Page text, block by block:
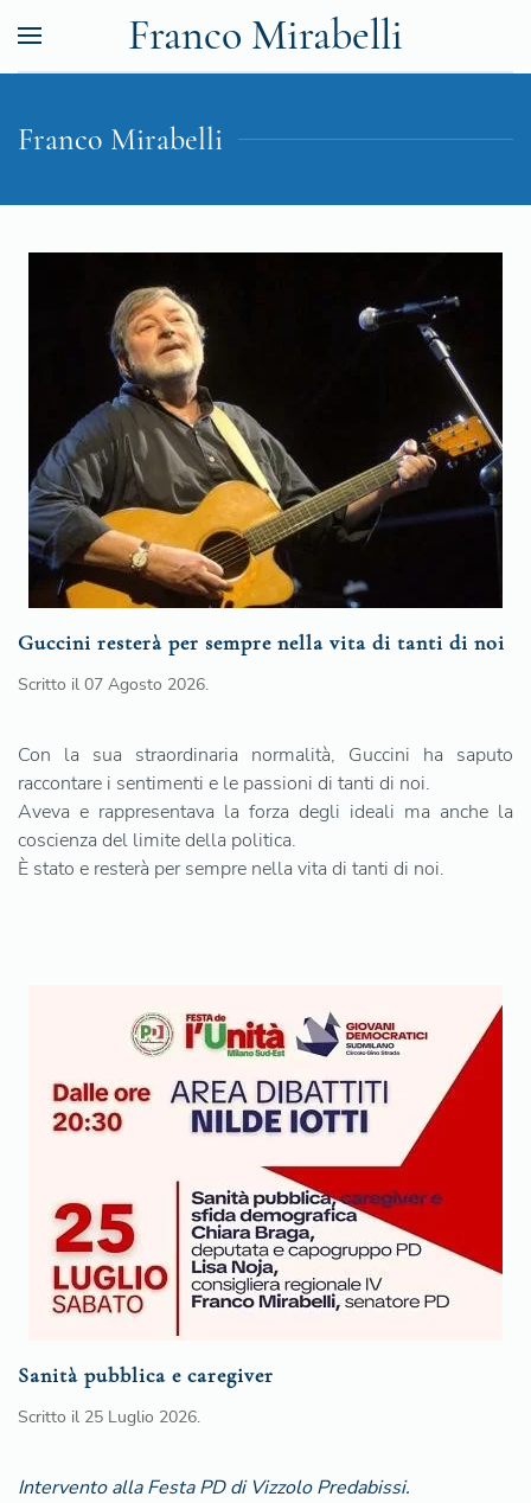
Franco Mirabelli
Franco Mirabelli
Guccini resterà per sempre nella vita di tanti di noi
Scritto il 07 Agosto 2026.
Con la sua straordinaria normalità, Guccini ha saputo
raccontare i sentimenti e le passioni di tanti di noi.
Aveva e rappresentava la forza degli ideali ma anche la
coscienza del limite della politica.
È stato e resterà per sempre nella vita di tanti di noi.
Sanità pubblica e caregiver
Scritto il 25 Luglio 2026.
Intervento alla Festa PD di Vizzolo Predabissi.